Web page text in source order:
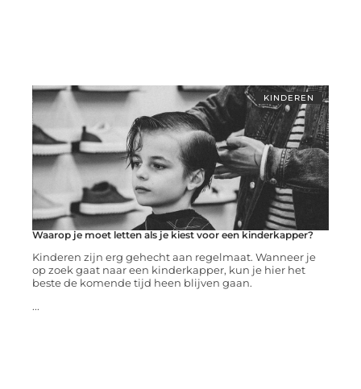
KINDEREN
Waarop je moet letten als je kiest voor een kinderkapper?
Kinderen zijn erg gehecht aan regelmaat. Wanneer je
op zoek gaat naar een kinderkapper, kun je hier het
beste de komende tijd heen blijven gaan.
...